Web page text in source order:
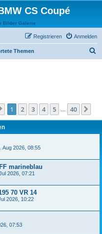
CS Coupé
Bilder Galerie
Anmelden
Registrieren
Themen
Seite 1von 40
1 2 3 4 5 40
Aug 2026, 08:55
marineblau
2026, 07:21
70 VR 14
2026, 10:22
07:53